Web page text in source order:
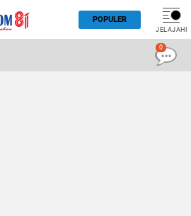
POPULER
JELAJAHI
0